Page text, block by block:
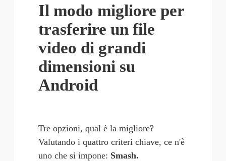
Il modo migliore per
trasferire un file
video di grandi
dimensioni su
Android
Tre opzioni, qual è la migliore?
Valutando i quattro criteri chiave, ce n'è
uno che si impone: Smash.